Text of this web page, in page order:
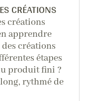
CRÉATIONS
créations
apprendre
créations
étapes
produit fini ?
rythmé de